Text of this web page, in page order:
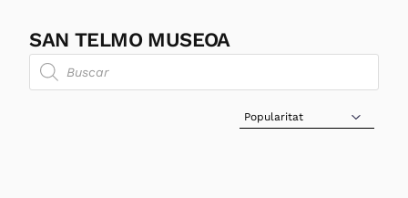
SAN TELMO MUSEOA
Sort Products